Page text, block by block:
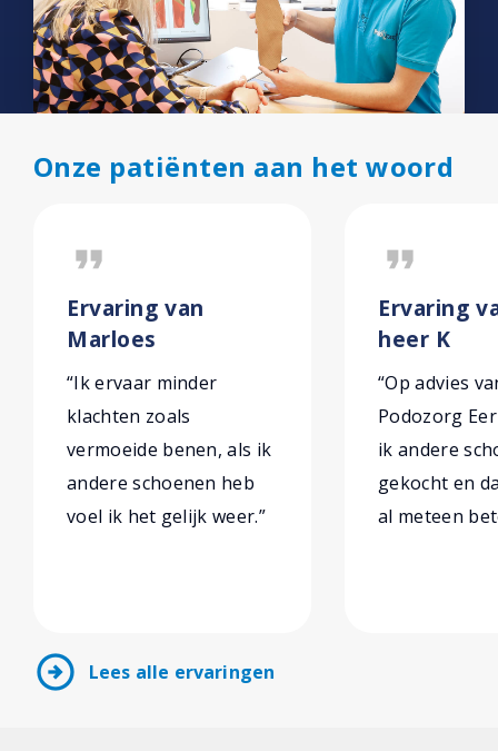
Onze patiënten aan het woord
format_quote
Ervaring van
Marloes
“Ik ervaar minder
klachten zoals
vermoeide benen, als ik
andere schoenen heb
voel ik het gelijk weer.”
format_quote
Ervaring
heer K
“Op advies
Podozorg
ik andere
gekocht en
al meteen
arrow_circle_right Lees alle ervaringen